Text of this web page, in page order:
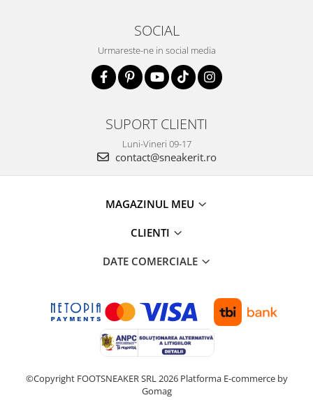
SOCIAL
Urmareste-ne in social media
SUPORT CLIENTI
Luni-Vineri 09-17
contact@sneakerit.ro
MAGAZINUL MEU
CLIENTI
DATE COMERCIALE
©Copyright FOOTSNEAKER SRL 2026 Platforma E-commerce by
Gomag